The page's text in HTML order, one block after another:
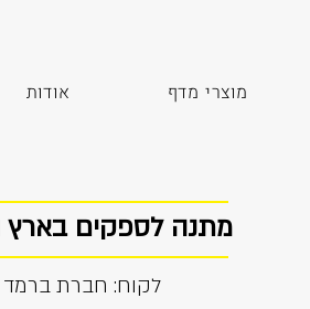
אודות מוצרי מדף
מתנה לספקים בארץ
לקוח: חברת ברמד